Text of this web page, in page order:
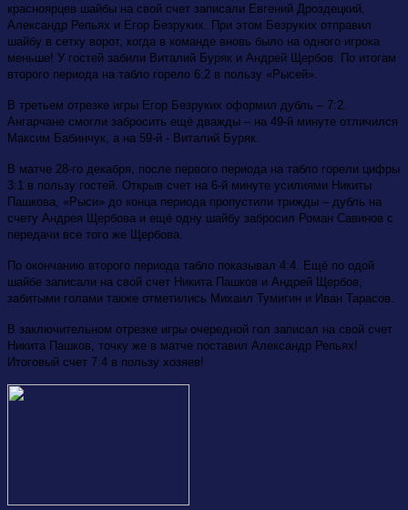
красноярцев шайбы на свой счет записали Евгений Дроздецкий,
Александр Репьях и Егор Безруких. При этом Безруких отправил
шайбу в сетку ворот, когда в команде вновь было на одного игрока
меньше! У гостей забили Виталий Буряк и Андрей Щербов. По итогам
второго периода на табло горело 6:2 в пользу «Рысей».
В третьем отрезке игры Егор Безруких оформил дубль – 7:2.
Ангарчане смогли забросить ещё дважды – на 49-й минуте отличился
Максим Бабинчук, а на 59-й - Виталий Буряк.
В матче 28-го декабря, после первого периода на табло горели цифры
3:1 в пользу гостей. Открыв счет на 6-й минуте усилиями Никиты
Пашкова, «Рыси» до конца периода пропустили трижды – дубль на
счету Андрея Щербова и ещё одну шайбу забросил Роман Савинов с
передачи все того же Щербова.
По окончанию второго периода табло показывал 4:4. Ещё по одой
шайбе записали на свой счет Никита Пашков и Андрей Щербов,
забитыми голами также отметились Михаил Тумигин и Иван Тарасов.
В заключительном отрезке игры очередной гол записал на свой счет
Никита Пашков, точку же в матче поставил Александр Репьях!
Итоговый счет 7:4 в пользу хозяев!